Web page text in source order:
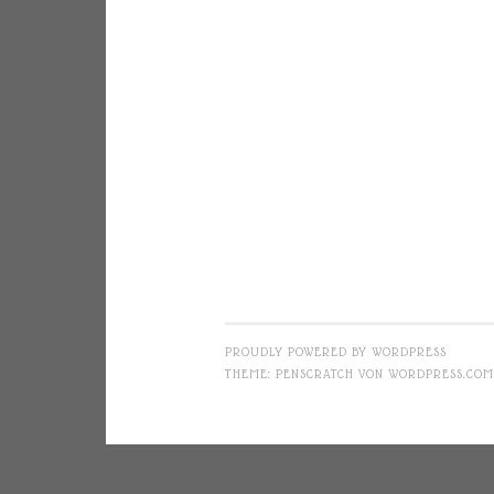
PROUDLY POWERED BY WORDPRESS
THEME: PENSCRATCH VON WORDPRESS.COM